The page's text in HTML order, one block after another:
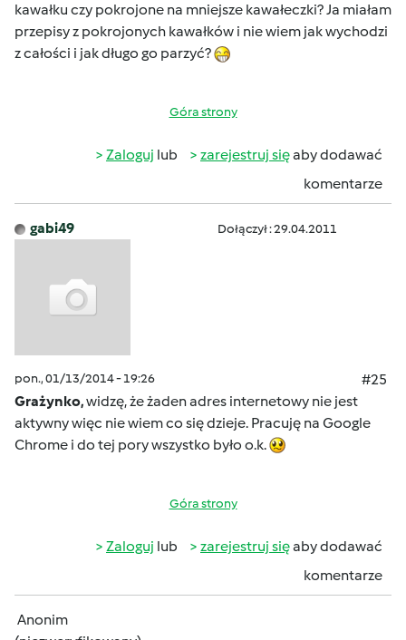
kawałku czy pokrojone na mniejsze kawałeczki? Ja miałam
przepisy z pokrojonych kawałków i nie wiem jak wychodzi
z całości i jak długo go parzyć?
Góra strony
Zaloguj lub zarejestruj sięaby dodawać
komentarze
gabi49 Dołączył : 29.04.2011
pon., 01/13/2014 - 19:26
#25
Grażynko,widzę, że żaden adres internetowy nie jest
aktywny więc nie wiem co się dzieje. Pracuję na Google
Chrome i do tej pory wszystko było o.k.
Góra strony
Zaloguj lub zarejestruj sięaby dodawać
komentarze
Anonim